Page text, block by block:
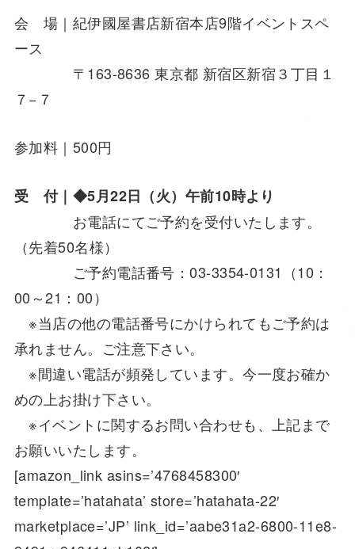
会 場｜紀伊國屋書店新宿本店9階イベントスペ
ース
〒163-8636 東京都 新宿区新宿３丁目１
７−７
参加料｜500円
受 付｜◆5月22日（火）午前10時より
お電話にてご予約を受付いたします。
（先着50名様）
ご予約電話番号：03-3354-0131（10：
00～21：00）
※当店の他の電話番号にかけられてもご予約は
承れません。ご注意下さい。
※間違い電話が頻発しています。今一度お確か
めの上お掛け下さい。
※イベントに関するお問い合わせも、上記まで
お願いいたします。
[amazon_link asins=’4768458300′
template=’hatahata’ store=’hatahata-22′
marketplace=’JP’ link_id=’aabe31a2-6800-11e8-